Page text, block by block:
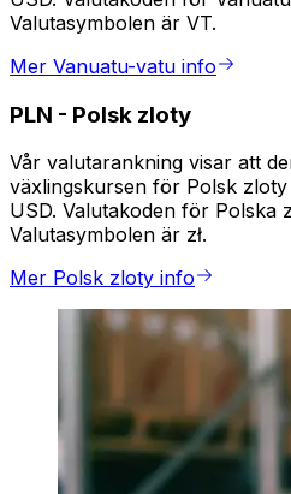
Valutasymbolen är VT.
Mer Vanuatu-vatu info
PLN - Polsk zloty
Vår valutarankning visar att
växlingskursen för Polsk
USD. Valutakoden för Polska
Valutasymbolen är zł.
Mer Polsk zloty info